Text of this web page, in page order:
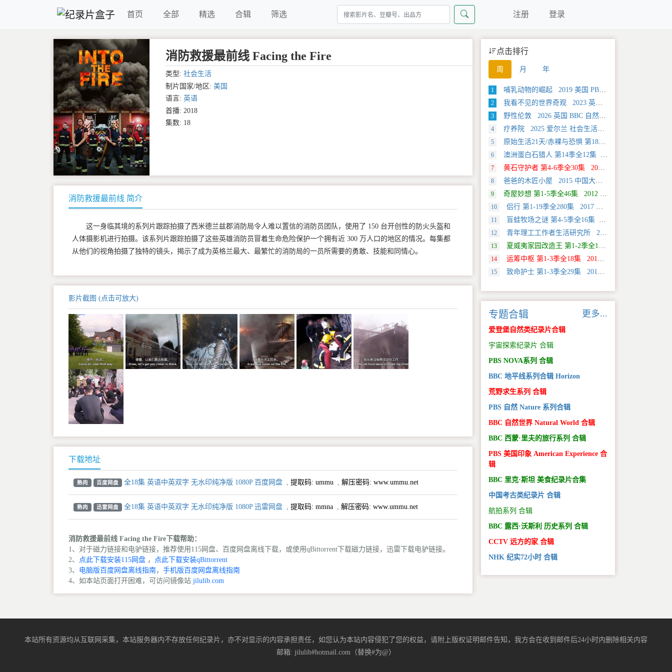
首页 全部 精选 合辑 筛选 注册 登录
消防救援最前线 Facing the Fire
类型: 社会生活
制片国家/地区: 美国
语言: 英语
首播: 2018
集数: 18
消防救援最前线 简介
这一身临其境的系列片跟踪拍摄了西米德兰兹郡消防局令人难以置信的消防员团队，使用了 150 台开创性的防火头盔和
人体摄影机进行拍摄。该系列片跟踪拍摄了这些英雄消防员冒着生命危险保护一个拥有近 300 万人口的地区的情况。每集都
从他们的视角拍摄了独特的镜头，揭示了成为英格兰最大、最繁忙的消防局的一员所需要的勇敢、技能和同情心。
影片截图 (点击可放大)
下载地址
熟肉 百度网盘 全18集 英语中英双字 无水印纯净版 1080P 百度网盘 提取码:ummu 解压密码: www.ummu.net
熟肉 迅雷网盘 全18集 英语中英双字 无水印纯净版 1080P 迅雷网盘 提取码:mmna 解压密码: www.ummu.net
消防救援最前线 Facing the Fire下载帮助：
1、对于磁力链接和电驴链接，推荐使用115网盘、百度网盘离线下载，或使用qBittorrent下载磁力链接，迅雷下载电驴链接。
2、
点此下载安装115网盘 ，
点此下载安装qBittorrent
3、
电脑版百度网盘离线指南， 手机版百度网盘离线指南
4、如本站页面打开困难，可访问镜像站 jilulib.com
点击排行
周 月 年
1 哺乳动物的崛起 2019 美国 PBS 自然类纪录片
2 我看不见的世界奇观 2023 英国 旅行类纪录片
3 野性伦敦 2026 英国 BBC 自然类纪录片
4 疗养院 2025 爱尔兰 社会生活类纪录片
5 原始生活21天/赤裸与恐惧 第18季全12集 2025 美国 Discovery 真人秀&舞台类纪录片
6 澳洲蛋白石猎人 第14季全12集 2025 美国 Discovery 真人秀&舞台类纪录片
7 黄石守护者 第4-6季全30集 2024 美国 Discovery 真人秀&舞台类纪录片
8 爸爸的木匠小屋 2015 中国大陆 社会生活类纪录片
9 奇屋妙想 第1-5季全46集 2012 美国 HGTV 真人秀&舞台类纪录片
10 侣行 第1-19季全280集 2017 中国大陆 旅行类纪录片
11 盲蛙牧场之谜 第4-5季全16集 2025 美国 Discovery 探索类纪录片
12 青年理工工作者生活研究所 2022 中国大陆 社会生活类纪录片
13 夏威夷家园改造王 第1-2季全18集 2024 美国 HGTV 真人秀&舞台类纪录片
14 运筹中枢 第1-3季全18集 2013 美国 Discovery 科学类纪录片
15 致命护士 第1-3季全29集 2016 英国 传记类纪录片
专题合辑 更多...
爱登堡自然类纪录片合辑
宇宙探索纪录片 合辑
PBS NOVA系列 合辑
BBC 地平线系列合辑 Horizon
荒野求生系列 合辑
PBS 自然 Nature 系列合辑
BBC 自然世界 Natural World 合辑
BBC 西蒙·里夫的旅行系列 合辑
PBS 美国印象 American Experience 合
辑
BBC 里克·斯坦 美食纪录片合集
中国考古类纪录片 合辑
航拍系列 合辑
BBC 露西·沃斯利 历史系列 合辑
CCTV 远方的家 合辑
NHK 纪实72小时 合辑
本站所有资源均从互联网采集，本站服务器内不存放任何纪录片，亦不对显示的内容承担责任，如您认为本站内容侵犯了您的权益，请附上版权证明邮件告知，我方会在收到邮件后24小时内删除相关内容
邮箱: jilulib#hotmail.com（替换#为@）